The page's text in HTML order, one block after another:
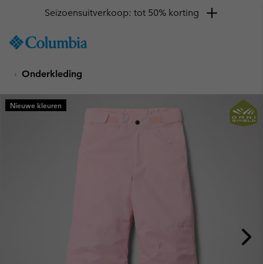
TO
SKIP
MAIN
NAV
Seizoensuitverkoop: tot 50% korting
Onderkleding
Nieuwe kleuren